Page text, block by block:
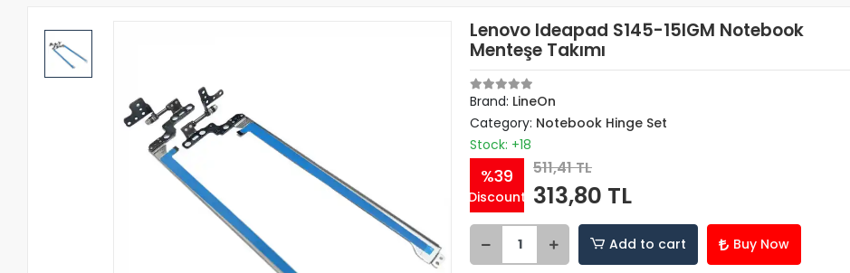
Lenovo Ideapad S145-15IGM Notebook
Menteşe Takımı
Brand: LineOn
Category: Notebook Hinge Set
Stock: +18
%39
Discount
511,41 TL
313,80 TL
Add to cart Buy Now